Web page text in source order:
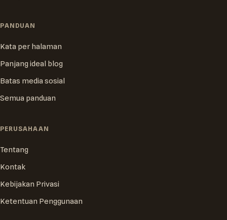
PANDUAN
Kata per halaman
Panjang ideal blog
Batas media sosial
Semua panduan
PERUSAHAAN
Tentang
Kontak
Kebijakan Privasi
Ketentuan Penggunaan